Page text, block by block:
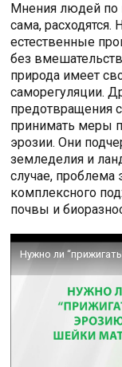
Мнения людей по
сама, расходятся.
естественные
без
природа имеет
саморегуляции.
предотвращения
принимать меры
эрозии. Они
земледелия и
случае, проблема
комплексного
почвы и
Нужно ли